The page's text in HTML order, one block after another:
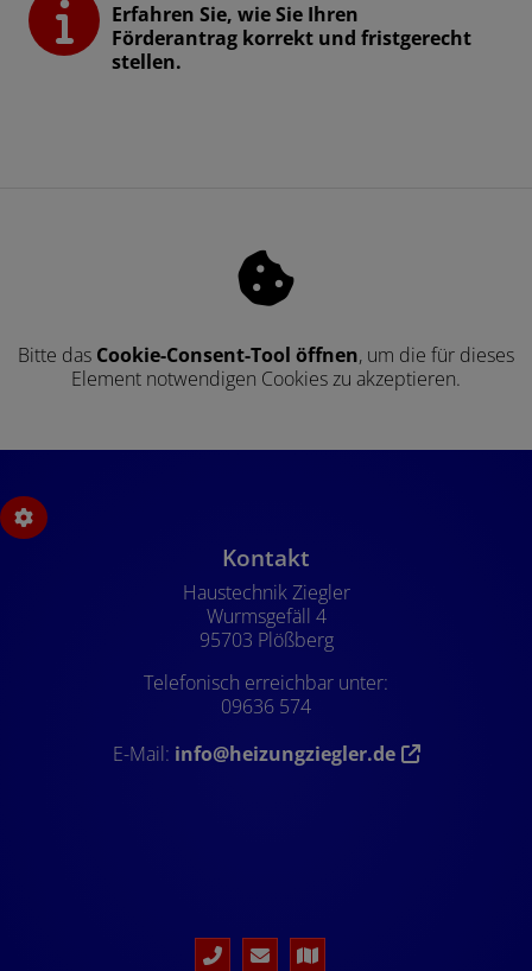
Erfahren Sie, wie Sie Ihren
Förderantrag korrekt und fristgerecht
stellen.
Bitte das Cookie-Consent-Tool öffnen, um die für dieses
Element notwendigen Cookies zu akzeptieren.
Footer - Kontaktdaten und
Kontakt
Haustechnik Ziegler
Wurmsgefäll 4
95703 Plößberg
Telefonisch erreichbar unter:
09636 574
E-Mail: info@heizungziegler.de